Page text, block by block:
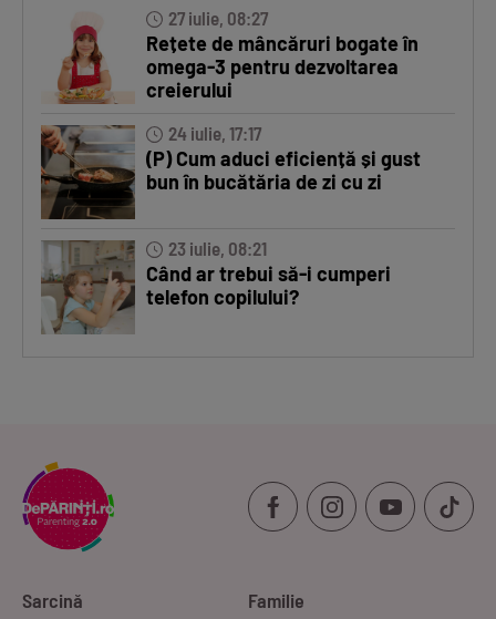
27 iulie, 08:27
Rețete de mâncăruri bogate în
omega-3 pentru dezvoltarea
creierului
24 iulie, 17:17
(P) Cum aduci eficiență și gust
bun în bucătăria de zi cu zi
23 iulie, 08:21
Când ar trebui să-i cumperi
telefon copilului?
Sarcină Familie